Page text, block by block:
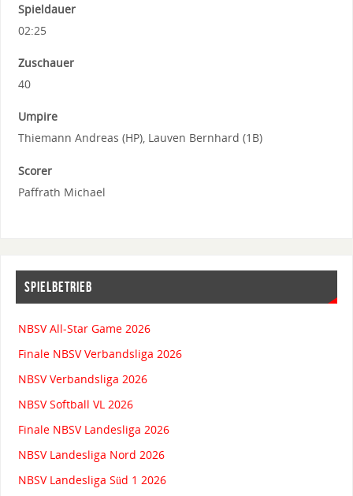
Spieldauer
02:25
Zuschauer
40
Umpire
Thiemann Andreas (HP), Lauven Bernhard (1B)
Scorer
Paffrath Michael
SPIELBETRIEB
NBSV All-Star Game 2026
Finale NBSV Verbandsliga 2026
NBSV Verbandsliga 2026
NBSV Softball VL 2026
Finale NBSV Landesliga 2026
NBSV Landesliga Nord 2026
NBSV Landesliga Süd 1 2026